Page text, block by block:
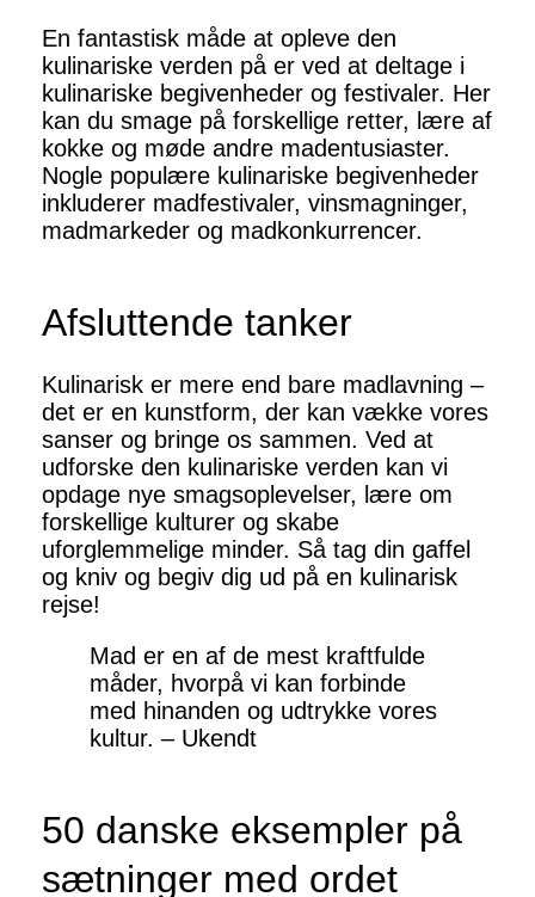
En fantastisk måde at opleve den
kulinariske verden på er ved at deltage i
kulinariske begivenheder og festivaler. Her
kan du smage på forskellige retter, lære af
kokke og møde andre madentusiaster.
Nogle populære kulinariske begivenheder
inkluderer madfestivaler, vinsmagninger,
madmarkeder og madkonkurrencer.
Afsluttende tanker
Kulinarisk er mere end bare madlavning –
det er en kunstform, der kan vække vores
sanser og bringe os sammen. Ved at
udforske den kulinariske verden kan vi
opdage nye smagsoplevelser, lære om
forskellige kulturer og skabe
uforglemmelige minder. Så tag din gaffel
og kniv og begiv dig ud på en kulinarisk
rejse!
Mad er en af de mest kraftfulde
måder, hvorpå vi kan forbinde
med hinanden og udtrykke vores
kultur. – Ukendt
50 danske eksempler på
sætninger med ordet